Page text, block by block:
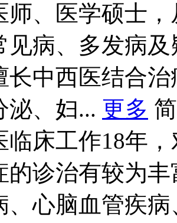
师、医学硕士
见病、多发病
长中西医结合
泌、妇... 更多
临床工作18年
的诊治有较为
、心脑血管疾